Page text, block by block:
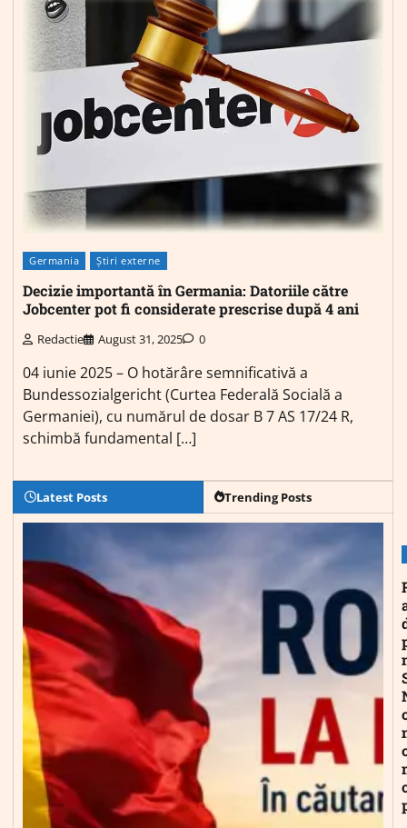
Germania Știri externe
Decizie importantă în Germania: Datoriile către
Jobcenter pot fi considerate prescrise după 4 ani
Redactie August 31, 2025 0
04 iunie 2025 – O hotărâre semnificativă a
Bundessozialgericht (Curtea Federală Socială a
Germaniei), cu numărul de dosar B 7 AS 17/24 R,
schimbă fundamental […]
Latest Posts Trending Posts